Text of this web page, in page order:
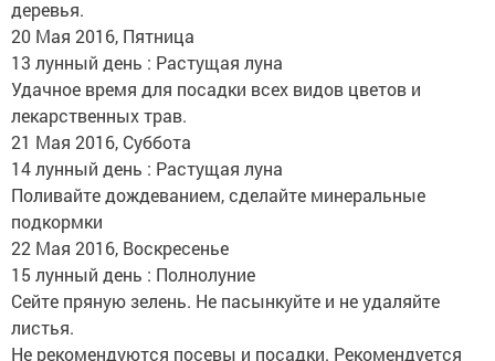
деревья.
20 Мая 2016, Пятница
13 лунный день : Растущая луна
Удачное время для посадки всех видов цветов и
лекарственных трав.
21 Мая 2016, Суббота
14 лунный день : Растущая луна
Поливайте дождеванием, сделайте минеральные
подкормки
22 Мая 2016, Воскресенье
15 лунный день : Полнолуние
Сейте пряную зелень. Не пасынкуйте и не удаляйте
листья.
Не рекомендуются посевы и посадки. Рекомендуется